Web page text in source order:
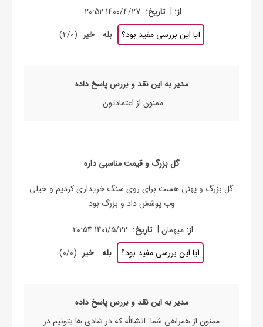
از: | تاریخ: 1400/4/27 20:52
آیا این بررسی مفید بود؟
بله خیر (
2/0
)
مدیر به این نقد و بررس پاسخ داده
ممنون از اعتمادتون.
گل بزرگ و قیمت مناسبی داره
گل بزرگ و پهنی هست برای روی سنگ خریداری کردیم و خیلی
وب پوشش داد و بزرگ بود
از: میهمان | تاریخ: 1401/5/22 20:54
آیا این بررسی مفید بود؟
بله خیر (
0/0
)
مدیر به این نقد و بررس پاسخ داده
ممنون از همراهی شما. انشالله که در شادی ها بتونیم در